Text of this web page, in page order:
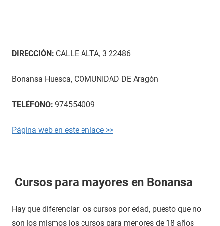
DIRECCIÓN: CALLE ALTA, 3 22486
Bonansa Huesca, COMUNIDAD DE Aragón
TELÉFONO: 974554009
Página web en este enlace >>
Cursos para mayores en Bonansa
Hay que diferenciar los cursos por edad, puesto que no
son los mismos los cursos para menores de 18 años